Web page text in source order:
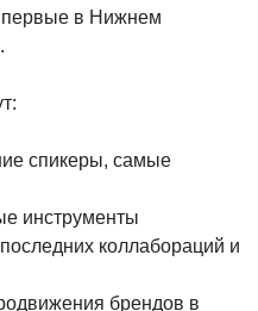
в Нижнем
спикеры, самые
инструменты
коллабораций и
брендов в